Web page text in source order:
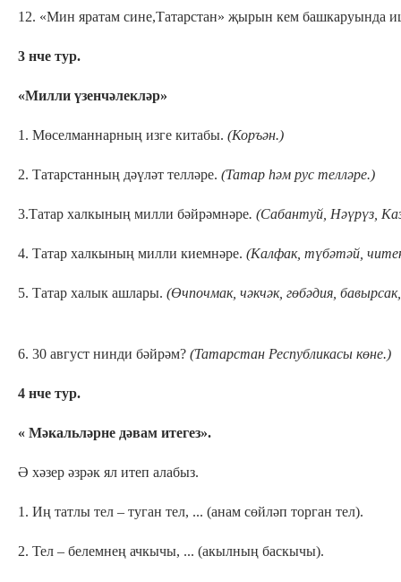
12. «Мин яратам сине,Татарстан» җырын кем башкаруында
3 нче тур.
«Милли үзенчәлекләр»
1. Мөселманнарның изге китабы. (Коръән.)
2. Татарстанның дәүләт телләре. (Татар һәм рус телләре.)
3.Татар халкының милли бәйрәмнәре. (Сабантуй, Нәүрүз,
4. Татар халкының милли киемнәре. (Калфак, түбәтәй,
5. Татар халык ашлары.
6. 30 август нинди бәйрәм? (Татарстан Республикасы көне.)
4 нче тур.
« Мәкальләрне дәвам итегез».
Ә хәзер әзрәк ял итеп алабыз.
1. Иң татлы тел – туган тел, ... (анам сөйләп торган тел).
2. Тел – белемнең ачкычы, ... (акылның баскычы).